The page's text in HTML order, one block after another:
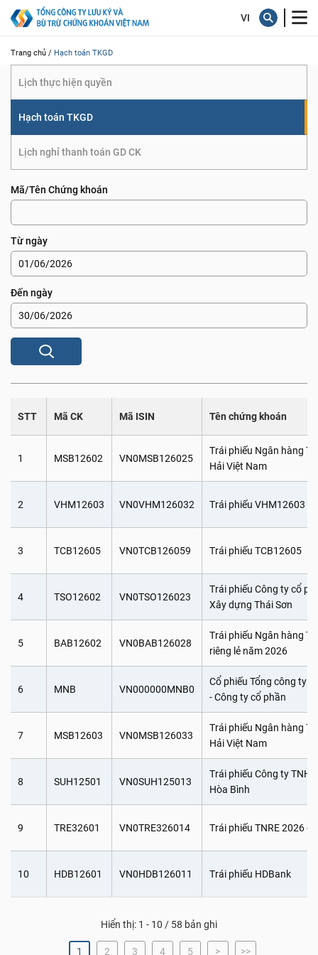
Trang chủ / Hạch toán TKGD
Lịch thực hiện quyền
Hạch toán TKGD
Lịch nghỉ thanh toán GD CK
Mã/Tên Chứng khoán
Từ ngày
Đến ngày
STT Mã CK Mã ISIN Tên chứng khoán
1 MSB12602 VN0MSB126025
Trái phiếu Ngân hàng
Hải Việt Nam
2 VHM12603 VN0VHM126032 Trái phiếu VHM12603
3 TCB12605 VN0TCB126059 Trái phiếu TCB12605
4 TSO12602 VN0TSO126023
Trái phiếu Công ty cổ
Xây dựng Thái Sơn
5 BAB12602 VN0BAB126028
Trái phiếu Ngân hàng
riêng lẻ năm 2026
6 MNB VN000000MNB0
Cổ phiếu Tổng công ty
- Công ty cổ phần
7 MSB12603 VN0MSB126033
Trái phiếu Ngân hàng
Hải Việt Nam
8 SUH12501 VN0SUH125013
Trái phiếu Công ty
Hòa Bình
9 TRE32601 VN0TRE326014 Trái phiếu TNRE 2026
10 HDB12601 VN0HDB126011 Trái phiếu HDBank
Hiển thị: 1 - 10 / 58 bản ghi
1 2 3 4 5 > >>